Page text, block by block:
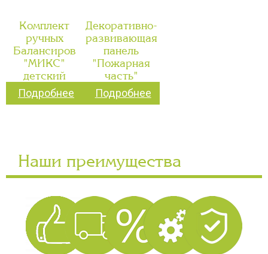
Комплект
ручных
Балансиров
"МИКС"
детский
Подробнее
Декоративно-
развивающая
панель
"Пожарная
часть"
Подробнее
Наши преимущества